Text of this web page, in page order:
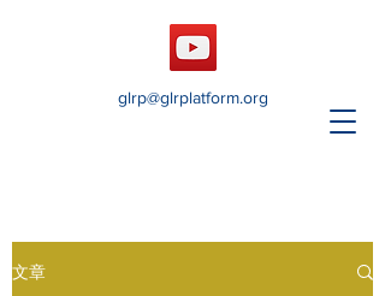
glrp@glrplatform.org
文章